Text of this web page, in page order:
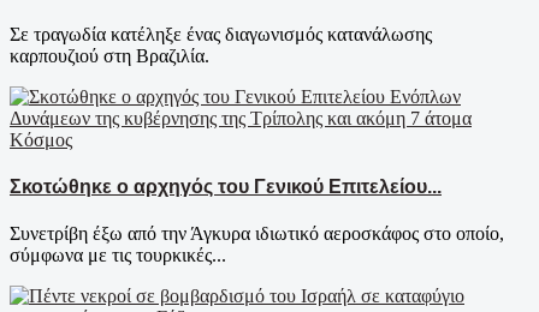
Σε τραγωδία κατέληξε ένας διαγωνισμός κατανάλωσης
καρπουζιού στη Βραζιλία.
Κόσμος
Σκοτώθηκε ο αρχηγός του Γενικού Επιτελείου...
Συνετρίβη έξω από την Άγκυρα ιδιωτικό αεροσκάφος στο οποίο,
σύμφωνα με τις τουρκικές...